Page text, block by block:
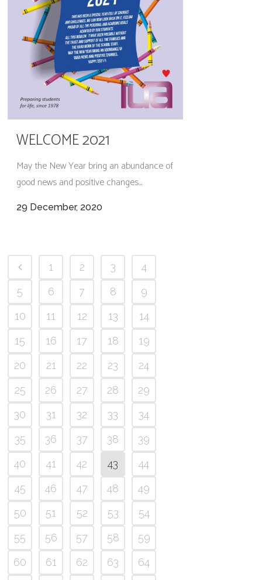
WELCOME 2021
May the New Year bring an abundance of
good news and positive changes...
29 December, 2020
1 2 3
4
5
6 7 8
9
10
11 12 13
14
15
16 17 18
19
20
21 22 23
24
25
26 27 28
29
30
31 32 33
34
35
36 37 38
39
40
41 42 43
44
45
46 47 48
49
50
51 52 53
54
55
56 57 58
59
60
61 62 63 64